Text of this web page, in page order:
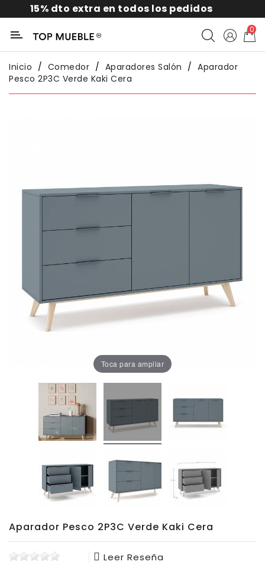
15% dto extra en todos los pedidos
Categoría
Oficina
Lámparas
0
Inicio Comedor Aparadores Salón
Aparador
Pesco 2P3C Verde Kaki Cera
Toca para ampliar
Aparador Pesco 2P3C Verde Kaki Cera
Leer Reseña